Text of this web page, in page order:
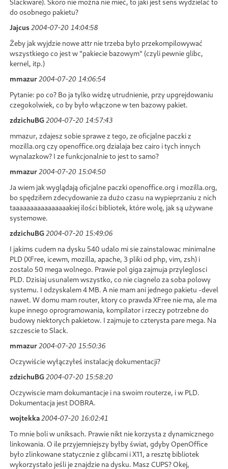
Slackware). Skoro nie można nie mieć, to jaki jest sens wydzielać to
do osobnego pakietu?
Jajcus2004-07-20 14:04:58
Żeby jak wyjdzie nowe attr nie trzeba było przekompilowywać
wszystkiego co jest w "pakiecie bazowym" (czyli pewnie glibc,
kernel, itp.)
mmazur2004-07-20 14:06:54
Pytanie: po co? Bo ja tylko widzę utrudnienie, przy upgrejdowaniu
czegokolwiek, co by było włączone w ten bazowy pakiet.
zdzichuBG2004-07-20 14:57:43
mmazur, zdajesz sobie sprawe z tego, ze oficjalne paczki z
mozilla.org czy openoffice.org dzialaja bez cairo i tych innych
wynalazkow? I ze funkcjonalnie to jest to samo?
mmazur2004-07-20 15:04:50
Ja wiem jak wyglądają oficjalne paczki openoffice.org i mozilla.org,
bo spędziłem zdecydowanie za dużo czasu na wypieprzaniu z nich
taaaaaaaaaaaaaaaakiej ilości bibliotek, które wolę, jak są używane
systemowe.
zdzichuBG2004-07-20 15:49:06
I jakims cudem na dysku 540 udalo mi sie zainstalowac minimalne
PLD (XFree, icewm, mozilla, apache, 3 pliki od php, vim, zsh) i
zostalo 50 mega wolnego. Prawie pol giga zajmuja przyleglosci
PLD. Dzisiaj usunalem wszystko, co nie ciagnelo za soba polowy
systemu. I odzyskalem 4 MB. A nie mam ani jednego pakietu -devel
nawet. W domu mam router, ktory co prawda XFree nie ma, ale ma
kupe innego oprogramowania, kompilator i rzeczy potrzebne do
budowy niektorych pakietow. I zajmuje to czterysta pare mega. Na
szczescie to Slack.
mmazur2004-07-20 15:50:36
Oczywiście wyłączyłeś instalację dokumentacji?
zdzichuBG2004-07-20 15:58:20
Oczywiscie mam dokumantacje i na swoim routerze, i w PLD.
Dokumentacja jest DOBRA.
wojtekka2004-07-20 16:02:41
To mnie boli w uniksach. Prawie nikt nie korzysta z dynamicznego
linkowania. O ile przyjemniejszy byłby świat, gdyby OpenOffice
było zlinkowane statycznie z glibcami i X11, a resztę bibliotek
wykorzystało jeśli je znajdzie na dysku. Masz CUPS? Okej,